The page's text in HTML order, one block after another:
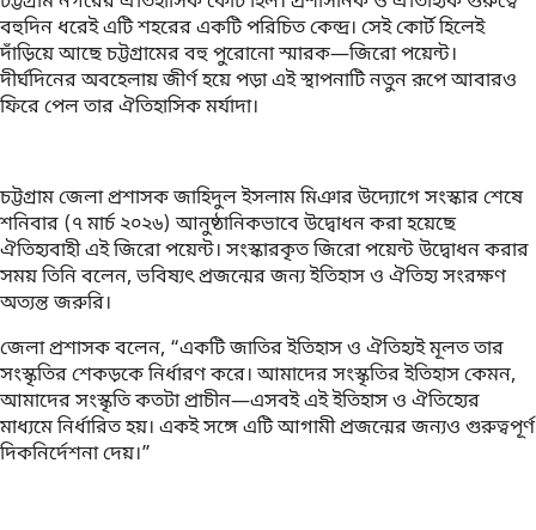
বহুদিন ধরেই এটি শহরের একটি পরিচিত কেন্দ্র। সেই কোর্ট হিলেই
দাঁড়িয়ে আছে চট্টগ্রামের বহু পুরোনো স্মারক—জিরো পয়েন্ট।
দীর্ঘদিনের অবহেলায় জীর্ণ হয়ে পড়া এই স্থাপনাটি নতুন রূপে আবারও
ফিরে পেল তার ঐতিহাসিক মর্যাদা।
চট্টগ্রাম জেলা প্রশাসক জাহিদুল ইসলাম মিঞার উদ্যোগে সংস্কার শেষে
শনিবার (৭ মার্চ ২০২৬) আনুষ্ঠানিকভাবে উদ্বোধন করা হয়েছে
ঐতিহ্যবাহী এই জিরো পয়েন্ট। সংস্কারকৃত জিরো পয়েন্ট উদ্বোধন করার
সময় তিনি বলেন, ভবিষ্যৎ প্রজন্মের জন্য ইতিহাস ও ঐতিহ্য সংরক্ষণ
অত্যন্ত জরুরি।
জেলা প্রশাসক বলেন, “একটি জাতির ইতিহাস ও ঐতিহ্যই মূলত তার
সংস্কৃতির শেকড়কে নির্ধারণ করে। আমাদের সংস্কৃতির ইতিহাস কেমন,
আমাদের সংস্কৃতি কতটা প্রাচীন—এসবই এই ইতিহাস ও ঐতিহ্যের
মাধ্যমে নির্ধারিত হয়। একই সঙ্গে এটি আগামী প্রজন্মের জন্যও গুরুত্বপূর্ণ
দিকনির্দেশনা দেয়।”